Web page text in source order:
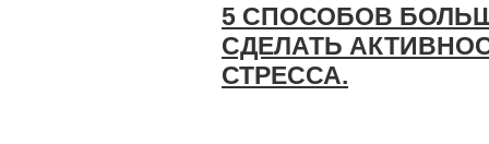
5 СПОСОБОВ
СДЕЛАТЬ
СТРЕССА.